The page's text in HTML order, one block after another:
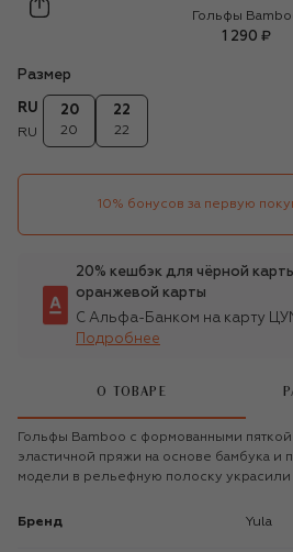
Yula
Гольфы
1 290 ₽
Размер
RU
RU
20
20
22
22
10% бонусов за первую
20% кешбэк для чёрной
оранжевой карты
С Альфа-Банком на карту
Подробнее
О ТОВАРЕ
Гольфы Bamboo с формованными
эластичной пряжи на основе бамбука и
модели в рельефную полоску
Бренд Yula